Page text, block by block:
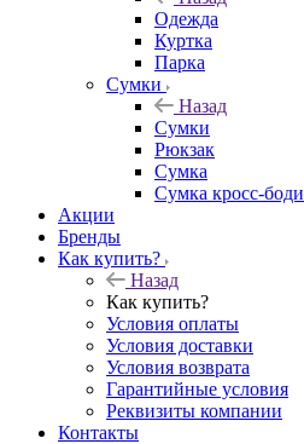
Одежда
Куртка
Парка
Сумки
Назад
Сумки
Рюкзак
Сумка
Сумка кросс-боди
Акции
Бренды
Как купить?
Назад
Как купить?
Условия оплаты
Условия доставки
Условия возврата
Гарантийные условия
Реквизиты компании
Контакты